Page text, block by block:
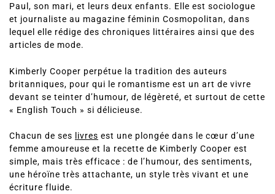
Paul, son mari, et leurs deux enfants. Elle est sociologue
et journaliste au magazine féminin Cosmopolitan, dans
lequel elle rédige des chroniques littéraires ainsi que des
articles de mode.
Kimberly Cooper perpétue la tradition des auteurs
britanniques, pour qui le romantisme est un art de vivre
devant se teinter d’humour, de légèreté, et surtout de cette
« English Touch » si délicieuse.
Chacun de ses livres est une plongée dans le cœur d’une
femme amoureuse et la recette de Kimberly Cooper est
simple, mais très efficace : de l’humour, des sentiments,
une héroïne très attachante, un style très vivant et une
écriture fluide.